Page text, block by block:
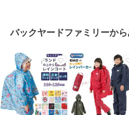
[身長]135cm～145cm [胸囲]65cm～
[身長]145cm～155cm [胸囲]70cm～
【160サイズ】
[身長]155cm～165cm [胸囲]76cm～
※サイズは当店平置き実寸サイズです。
生じる場合がございます。あらかじめ
【重量】
バックヤードファミリーか